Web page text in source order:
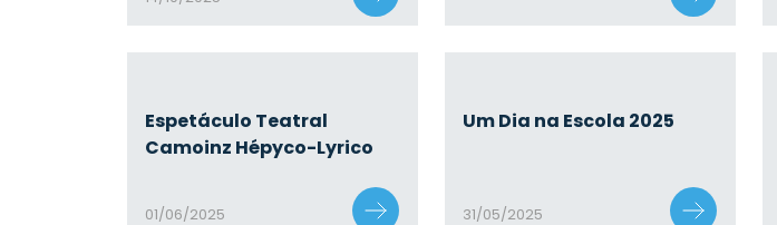
Espetáculo Teatral
Camoinz Hépyco-Lyrico
01/06/2025
Um Dia na Escola 2025
31/05/2025